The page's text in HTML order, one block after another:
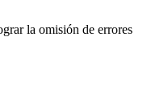
la omisión de errores